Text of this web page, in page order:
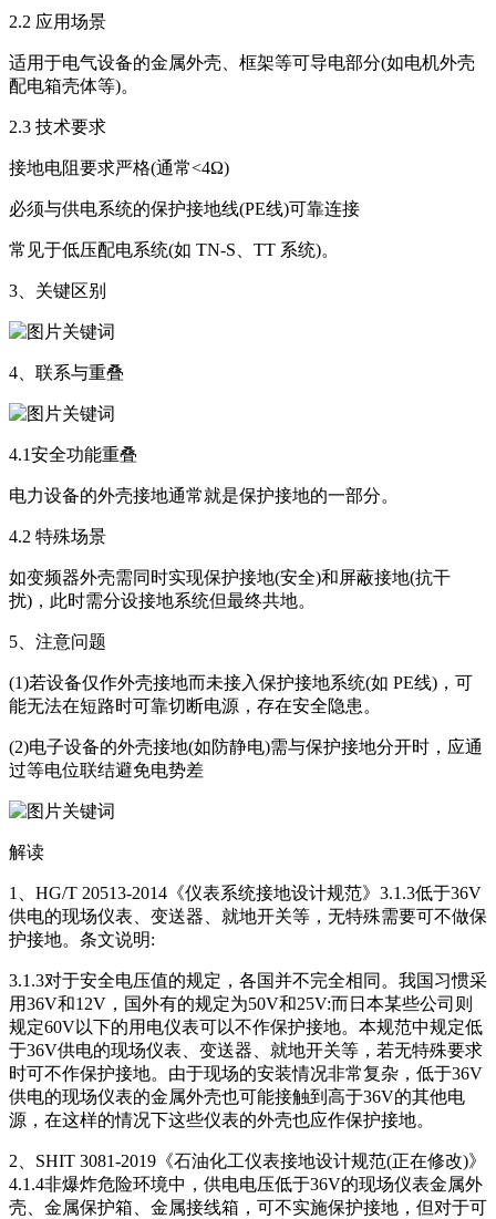
2.2 应用场景
适用于电气设备的金属外壳、框架等可导电部分(如电机外壳
配电箱壳体等)。
2.3 技术要求
接地电阻要求严格(通常<4Ω)
必须与供电系统的保护接地线(PE线)可靠连接
常见于低压配电系统(如 TN-S、TT 系统)。
3、关键区别
4、联系与重叠
4.1安全功能重叠
电力设备的外壳接地通常就是保护接地的一部分。
4.2 特殊场景
如变频器外壳需同时实现保护接地(安全)和屏蔽接地(抗干
扰)，此时需分设接地系统但最终共地。
5、注意问题
(1)若设备仅作外壳接地而未接入保护接地系统(如 PE线)，可
能无法在短路时可靠切断电源，存在安全隐患。
(2)电子设备的外壳接地(如防静电)需与保护接地分开时，应通
过等电位联结避免电势差
解读
1、HG/T 20513-2014《仪表系统接地设计规范》3.1.3低于36V
供电的现场仪表、变送器、就地开关等，无特殊需要可不做保
护接地。条文说明:
3.1.3对于安全电压值的规定，各国并不完全相同。我国习惯采
用36V和12V，国外有的规定为50V和25V:而日本某些公司则
规定60V以下的用电仪表可以不作保护接地。本规范中规定低
于36V供电的现场仪表、变送器、就地开关等，若无特殊要求
时可不作保护接地。由于现场的安装情况非常复杂，低于36V
供电的现场仪表的金属外壳也可能接触到高于36V的其他电
源，在这样的情况下这些仪表的外壳也应作保护接地。
2、SHIT 3081-2019《石油化工仪表接地设计规范(正在修改)》
4.1.4非爆炸危险环境中，供电电压低于36V的现场仪表金属外
壳、金属保护箱、金属接线箱，可不实施保护接地，但对于可